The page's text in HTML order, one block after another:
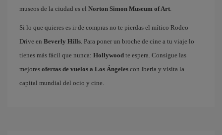
museos de la ciudad es el Norton Simon Museum of Art.
Si lo que quieres es ir de compras no te pierdas el mítico Rodeo
Drive en Beverly Hills. Para poner un broche de cine a tu viaje lo
tienes más fácil que nunca: Hollywood te espera. Consigue las
mejores ofertas de vuelos a Los Ángeles con Iberia y visita la
capital mundial del ocio y cine.